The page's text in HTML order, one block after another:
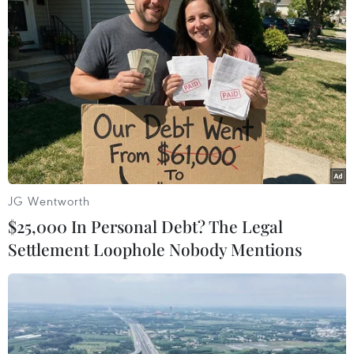
TIN LIÊN QUAN
JG Wentworth
$25,000 In Personal Debt? The Legal
Settlement Loophole Nobody Mentions